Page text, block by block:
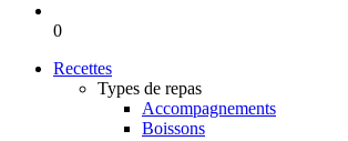
0
Recettes
Types de repas
Accompagnements
Boissons